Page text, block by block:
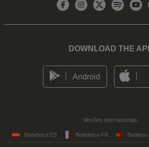
DOWNLOAD THE
Android
Versões internacionais:
Bodeboca ES Bodeboca FR